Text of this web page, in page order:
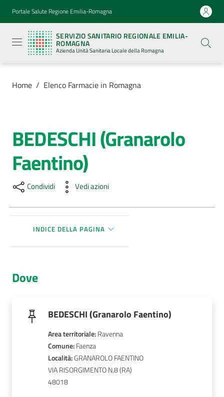
Vai al contenuto
Vai alla navigazione
Vai al footer
Portale Salute Regione Emilia-Romagna
SERVIZIO SANITARIO REGIONALE EMILIA-
ROMAGNA
Azienda Unità Sanitaria Locale della Romagna
Sanitario
Regionale
Emilia-
Romagna
Azienda
Sanitaria
Locale della
Azienda
Servizi
Luoghi
di
cura
AUSL
Home / Elenco Farmacie in Romagna
Salta al contenuto
BEDESCHI (Granarolo
Faentino)
Condividi Vedi azioni
INDICE DELLA PAGINA
Dove
BEDESCHI (Granarolo Faentino)
Area territoriale:Ravenna
Comune: Faenza
Località: GRANAROLO FAENTINO
VIA RISORGIMENTO N.8
48018